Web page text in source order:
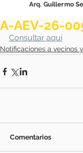
Arq. Guillermo
A-AEV-26-
Consultar aquí
Notificaciones a vecinos
Comentarios